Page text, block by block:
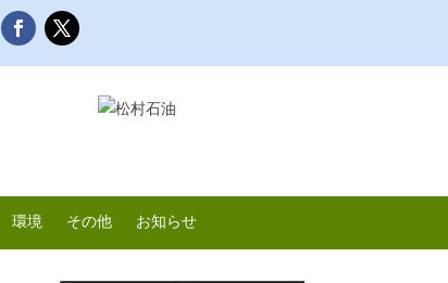
環境 その他 お知らせ